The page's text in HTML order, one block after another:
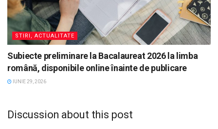
STIRI, ACTUALITATE
Subiecte preliminare la Bacalaureat 2026 la limba
română, disponibile online înainte de publicare
IUNIE 29, 2026
Discussion about this post